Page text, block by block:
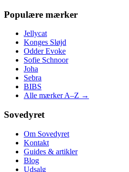
Populære mærker
Jellycat
Konges Sløjd
Odder Evoke
Sofie Schnoor
Joha
Sebra
BIBS
Alle mærker A–Z →
Sovedyret
Om Sovedyret
Kontakt
Guides & artikler
Blog
Udsalg